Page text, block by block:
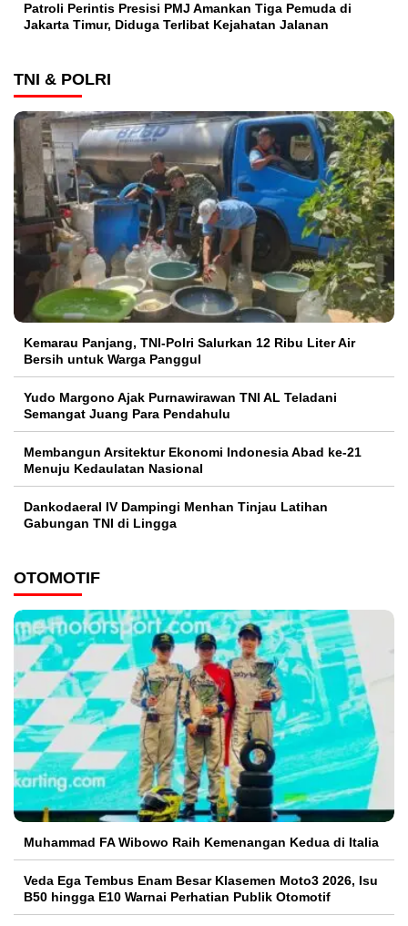
Patroli Perintis Presisi PMJ Amankan Tiga Pemuda di
Jakarta Timur, Diduga Terlibat Kejahatan Jalanan
TNI & POLRI
Kemarau Panjang, TNI-Polri Salurkan 12 Ribu Liter Air
Bersih untuk Warga Panggul
Yudo Margono Ajak Purnawirawan TNI AL Teladani
Semangat Juang Para Pendahulu
Membangun Arsitektur Ekonomi Indonesia Abad ke-21
Menuju Kedaulatan Nasional
Dankodaeral IV Dampingi Menhan Tinjau Latihan
Gabungan TNI di Lingga
OTOMOTIF
Muhammad FA Wibowo Raih Kemenangan Kedua di Italia
Veda Ega Tembus Enam Besar Klasemen Moto3 2026, Isu
B50 hingga E10 Warnai Perhatian Publik Otomotif